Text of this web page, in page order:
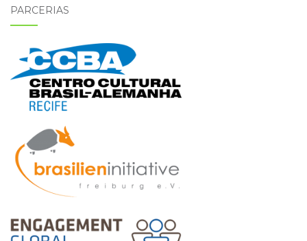
PARCERIAS